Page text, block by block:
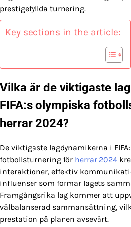
prestigefyllda turnering.
Key sections in the article:
Vilka är de viktigaste
FIFA:s olympiska
herrar 2024?
De viktigaste lagdynamikerna i
fotbollsturnering för herrar 2024
interaktioner, effektiv
influenser som formar lagets
Framgångsrika lag kommer att
välbalanserad sammansättning,
prestation på planen avsevärt.